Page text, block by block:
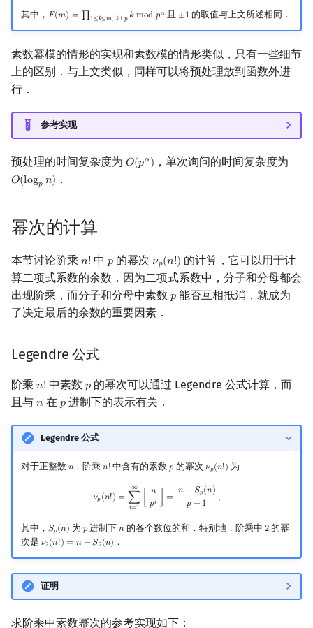
其中， 𝐹(𝑚) = ∏1≤𝑘≤𝑚, 𝑘⟂𝑝𝑘mod𝑝𝛼
F(m)= ∏1 ≤k≤ m, k⟂ pkmodpα 且 ±1
±1 的取值与上文所述相同．
素数幂模的情形的实现和素数模的情形类似，只有一些细节
上的区别．与上文类似，同样可以将预处理放到函数外进
行．
参考实现
预处理的时间复杂度为 𝑂(𝑝𝛼)
O(pα) ，单次询问的时间复杂度为
𝑂(log𝑝 𝑛)
O(logp n) ．
幂次的计算
本节讨论阶乘 𝑛!
n! 中𝑝
p 的幂次 𝜈𝑝(𝑛!)
νp(n!) 的计算，它可以用于计
算二项式系数的余数．因为二项式系数中，分子和分母都会
出现阶乘，而分子和分母中素数 𝑝
p 能否互相抵消，就成为
了决定最后的余数的重要因素．
Legendre 公式
阶乘 𝑛!
n! 中素数𝑝
p 的幂次可以通过 Legendre 公式计算，而
且与 𝑛
n 在 𝑝
p进制下的表示有关．
Legendre 公式
对于正整数 𝑛
n，阶乘𝑛!
n! 中含有的素数𝑝
p的幂次 𝜈𝑝(𝑛!)
νp(n!) 为
𝜈𝑝(𝑛!) =
∞
∑
𝑖=1
𝑛
𝑝𝑖 = 𝑛− 𝑆𝑝(𝑛)
𝑝 − 1 ,
p n i=1∞ np i −S p( n)p−1
其中， 𝑆𝑝(𝑛)
Sp(n) 为 𝑝
p进制下 𝑛
n的各个数位的和．特别地，阶乘中 2
2 的幂
次是 𝜈2(𝑛!) = 𝑛 −𝑆2(𝑛)
ν2(n!)= n− S2(n) ．
证明
求阶乘中素数幂次的参考实现如下：